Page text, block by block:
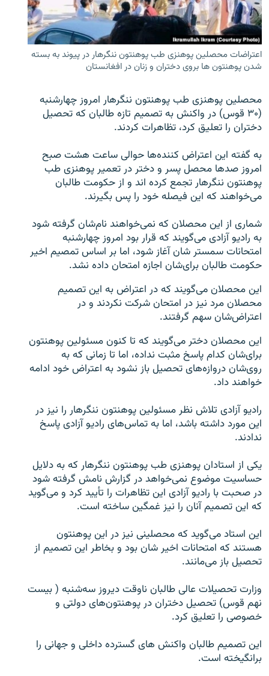
تماس
صفحه پشتو
Azadi English
به ما بپیوندید
همۀ سایت‌های رادیو آزادی/ رادیو اروپای آزاد
اعتراضات محصلین پوهنزی طب پوهنتون ننگرهار در پیوند به بسته
شدن پوهنتون ها بروی دختران و زنان در افغانستان
محصلین پوهنزی طب پوهنتون ننگرهار امروز چهارشنبه
(۳۰ قوس) در واکنش به تصمیم تازه طالبان که تحصیل
دختران را تعلیق کرد، تظاهرات کردند.
به گفته این اعتراض کننده‌ها حوالی ساعت هشت صبح
امروز صدها محصل پسر و دختر در تعمیر پوهنزی طب
پوهنتون ننگرهار تجمع کرده اند و از حکومت طالبان
می‌خواهند که این فیصله خود را پس بگیرند.
شماری از این محصلان که نمی‌خواهند نام‌شان گرفته شود
به رادیو آزادی می‌گویند که قرار بود امروز چهارشنبه
امتحانات سمستر‌ شان آغاز شود، اما بر اساس تمصیم اخیر
حکومت طالبان برای‌شان اجازه امتحان داده نشد.
این محصلان می‌گویند که در اعتراض به این تصمیم
محصلان مرد نیز در امتحان شرکت نکردند و در
اعتراض‌شان سهم گرفتند.
این محصلان دختر می‌گویند که تا کنون مسئولین پوهنتون
برای‌شان کدام پاسخ مثبت نداده، اما تا زمانی که به
روی‌شان دروازه‌های تحصیل باز نشود به اعتراض خود ادامه
خواهند داد.
رادیو آزادی تلاش نظر مسئولین پوهنتون ننگرهار را نیز در
این مورد داشته باشد، اما به تماس‌های رادیو آزادی پاسخ
ندادند.
یکی از استادان پوهنزی طب پوهنتون ننگرهار که به دلایل
حساسیت موضوع نمی‌خواهد در گزارش نامش گرفته شود
در صحبت با رادیو آزادی این تظاهرات را تأیید کرد و می‌گوید
که این تصمیم آنان را نیز غمگین ساخته است.
این استاد می‌گوید که محصلینی نیز در این پوهنتون
هستند که امتحانات اخیر‌ شان بود و بخاطر این تصمیم از
تحصیل باز می‌مانند.
وزارت تحصیلات عالی طالبان ناوقت دیروز سه‌شنبه ( بیست
نهم قوس) تحصیل دختران در پوهنتون‌های دولتی و
خصوصی را تعلیق کرد.
این تصمیم طالبان واکنش های گسترده داخلی و جهانی را
برانگیخته است.